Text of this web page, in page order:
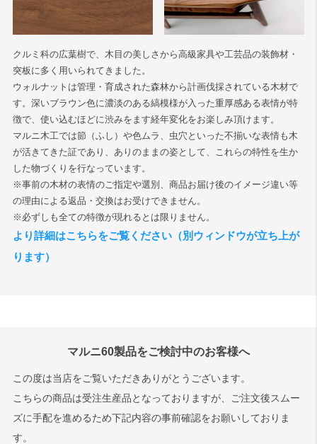
クルミ科の広葉樹で、木目の美しさから高級家具や工芸品の装飾材・
突板に多く用いられてきました。
ウォルナットは管理・育成された森林から計画伐採されている木材で
す。深いブラウン色に濃淡のある縞模様が入った重厚感ある表情が特
徴で、使い込むほどに渋みをます経年変化をお楽しみ頂けます。
マルニ木工では節（ふし）や色ムラ、虫穴といった不揃いな表情も木
が活きてきた証であり、ありのままの姿として、これらの特性を生か
した物づくりを行なっています。
※事前の木材の表情のご指定や選別、商品お届け後のイメージ違い等
の理由による返品・交換はお受けできません。
※必ずしも全ての特徴が現れるとは限りません。
より詳細はこちらをご覧ください（別ウィンドウが立ち上が
ります）
マルニ60製品をご検討中のお客様へ
この度は当店をご覧いただきありがとうございます。
こちらの商品は受注生産品となっておりますが、ご注文後スムー
ズに手配を進めるため下記内容の事前確認をお願いしておりま
す。